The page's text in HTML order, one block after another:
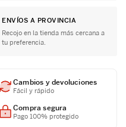
ENVÍOS A PROVINCIA
Recojo en la tienda más cercana a
tu preferencia.
Cambios y devoluciones
Fácil y rápido
Compra segura
Pago 100% protegido